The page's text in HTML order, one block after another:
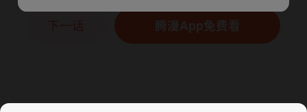
腾漫App免费看